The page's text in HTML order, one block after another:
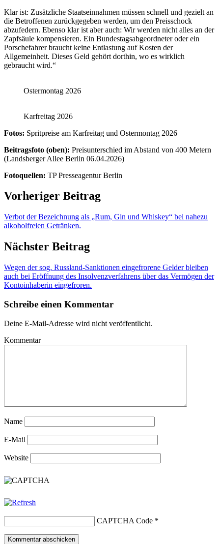
Klar ist: Zusätzliche Staatseinnahmen müssen schnell und gezielt an
die Betroffenen zurückgegeben werden, um den Preisschock
abzufedern. Ebenso klar ist aber auch: Wir werden nicht alles an der
Zapfsäule kompensieren. Ein Bundestagsabgeordneter oder ein
Porschefahrer braucht keine Entlastung auf Kosten der
Allgemeinheit. Dieses Geld gehört dorthin, wo es wirklich
gebraucht wird.“
Ostermontag 2026
Karfreitag 2026
Fotos: Spritpreise am Karfreitag und Ostermontag 2026
Beitragsfoto (oben): Preisunterschied im Abstand von 400 Metern
(Landsberger Allee Berlin 06.04.2026)
Fotoquellen: TP Presseagentur Berlin
Vorheriger Beitrag
Verbot der Bezeichnung als „Rum, Gin und Whiskey“ bei nahezu
alkoholfreien Getränken.
Nächster Beitrag
Wegen der sog. Russland-Sanktionen eingefrorene Gelder bleiben
auch bei Eröffnung des Insolvenzverfahrens über das Vermögen der
Kontoinhaberin eingefroren.
Schreibe einen Kommentar
Deine E-Mail-Adresse wird nicht veröffentlicht.
Kommentar
Name
E-Mail
Website
CAPTCHA Code *